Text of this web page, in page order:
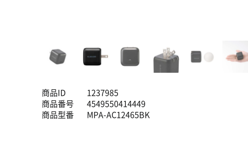
商品ID
1237985
商品番号
4549550414449
商品型番
MPA-AC12465BK